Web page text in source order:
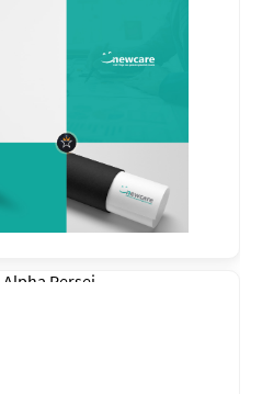
Alpha Persei